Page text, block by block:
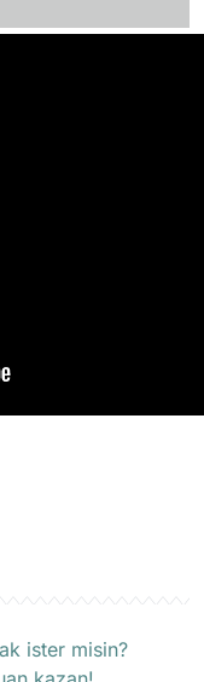
ister misin?